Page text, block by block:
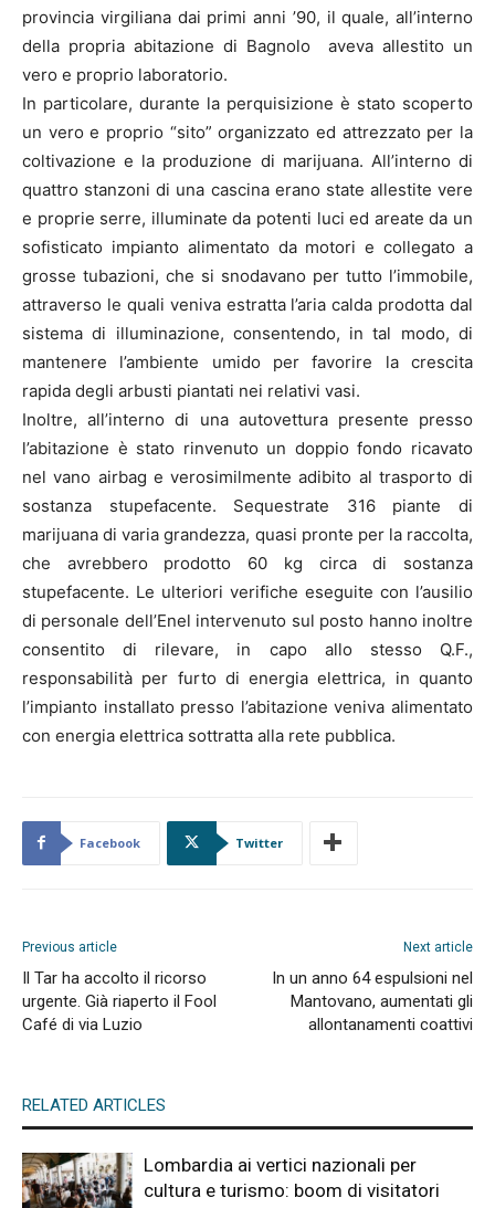
provincia virgiliana dai primi anni ’90, il quale, all’interno
della propria abitazione di Bagnolo aveva allestito un
vero e proprio laboratorio.
In particolare, durante la perquisizione è stato scoperto
un vero e proprio “sito” organizzato ed attrezzato per la
coltivazione e la produzione di marijuana. All’interno di
quattro stanzoni di una cascina erano state allestite vere
e proprie serre, illuminate da potenti luci ed areate da un
sofisticato impianto alimentato da motori e collegato a
grosse tubazioni, che si snodavano per tutto l’immobile,
attraverso le quali veniva estratta l’aria calda prodotta dal
sistema di illuminazione, consentendo, in tal modo, di
mantenere l’ambiente umido per favorire la crescita
rapida degli arbusti piantati nei relativi vasi.
Inoltre, all’interno di una autovettura presente presso
l’abitazione è stato rinvenuto un doppio fondo ricavato
nel vano airbag e verosimilmente adibito al trasporto di
sostanza stupefacente. Sequestrate 316 piante di
marijuana di varia grandezza, quasi pronte per la raccolta,
che avrebbero prodotto 60 kg circa di sostanza
stupefacente. Le ulteriori verifiche eseguite con l’ausilio
di personale dell’Enel intervenuto sul posto hanno inoltre
consentito di rilevare, in capo allo stesso Q.F.,
responsabilità per furto di energia elettrica, in quanto
l’impianto installato presso l’abitazione veniva alimentato
con energia elettrica sottratta alla rete pubblica.
Facebook Twitter
Previous article
Il Tar ha accolto il ricorso
urgente. Già riaperto il Fool
Café di via Luzio
Next article
In un anno 64 espulsioni nel
Mantovano, aumentati gli
allontanamenti coattivi
RELATED ARTICLES
Lombardia ai vertici nazionali per
cultura e turismo: boom di visitatori